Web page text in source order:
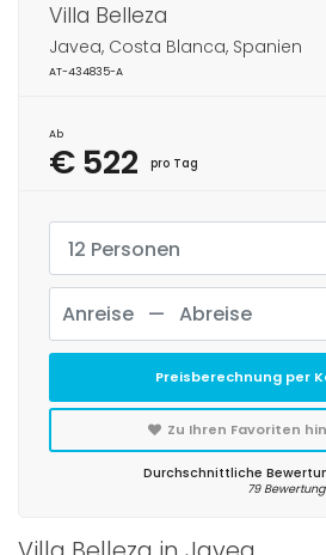
Villa Belleza
Javea, Costa Blanca, Spanien
AT-434835-A
Ab
€ 522 pro Tag
12 Personen
Preisberechnung per
Zu Ihren Favoriten
Durchschnittliche
79